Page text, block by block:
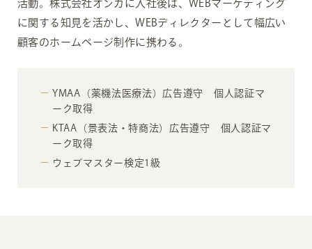
活動。株式会社オンカに入社後は、WEBマーケティング
に関する知見を活かし、WEBディレクターとして幅広い
顧客のホームページ制作に携わる。
YMAA（薬機法医療法）広告遵守 個人認証マ
ーク取得
KTAA（景表法・特商法）広告遵守 個人認証マ
ーク取得
ウェブマスター検定1級